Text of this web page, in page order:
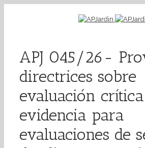
APJ 045/26-
directrices sobre
evaluación
evidencia para
evaluaciones de